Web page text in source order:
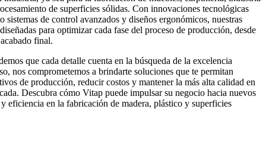
de superficies sólidas. Con innovaciones tecnológicas
sistemas de control avanzados y diseños ergonómicos, nuestras
para optimizar cada fase del proceso de producción, desde
final.
que cada detalle cuenta en la búsqueda de la excelencia
nos comprometemos a brindarte soluciones que te permitan
de producción, reducir costos y mantener la más alta calidad en
Descubra cómo Vitap puede impulsar su negocio hacia nuevos
eficiencia en la fabricación de madera, plástico y superficies